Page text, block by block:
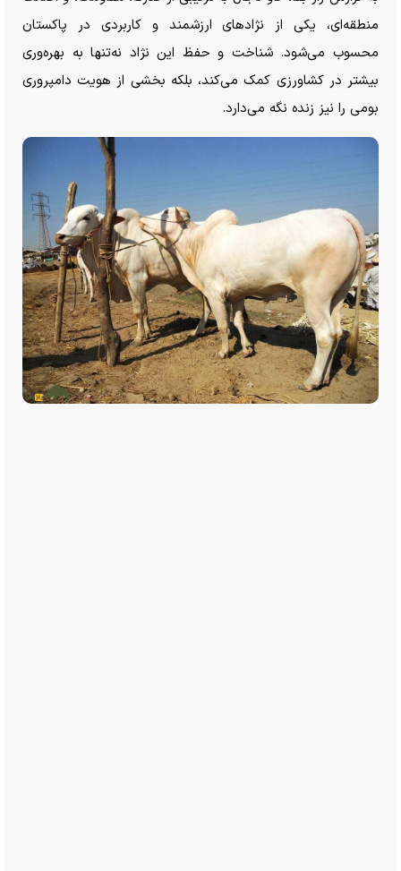
منطقه‌ای، یکی از نژاد‌های ارزشمند و کاربردی در پاکستان
محسوب می‌شود. شناخت و حفظ این نژاد نه‌تنها به بهره‌وری
بیشتر در کشاورزی کمک می‌کند، بلکه بخشی از هویت دامپروری
بومی را نیز زنده نگه می‌دارد.